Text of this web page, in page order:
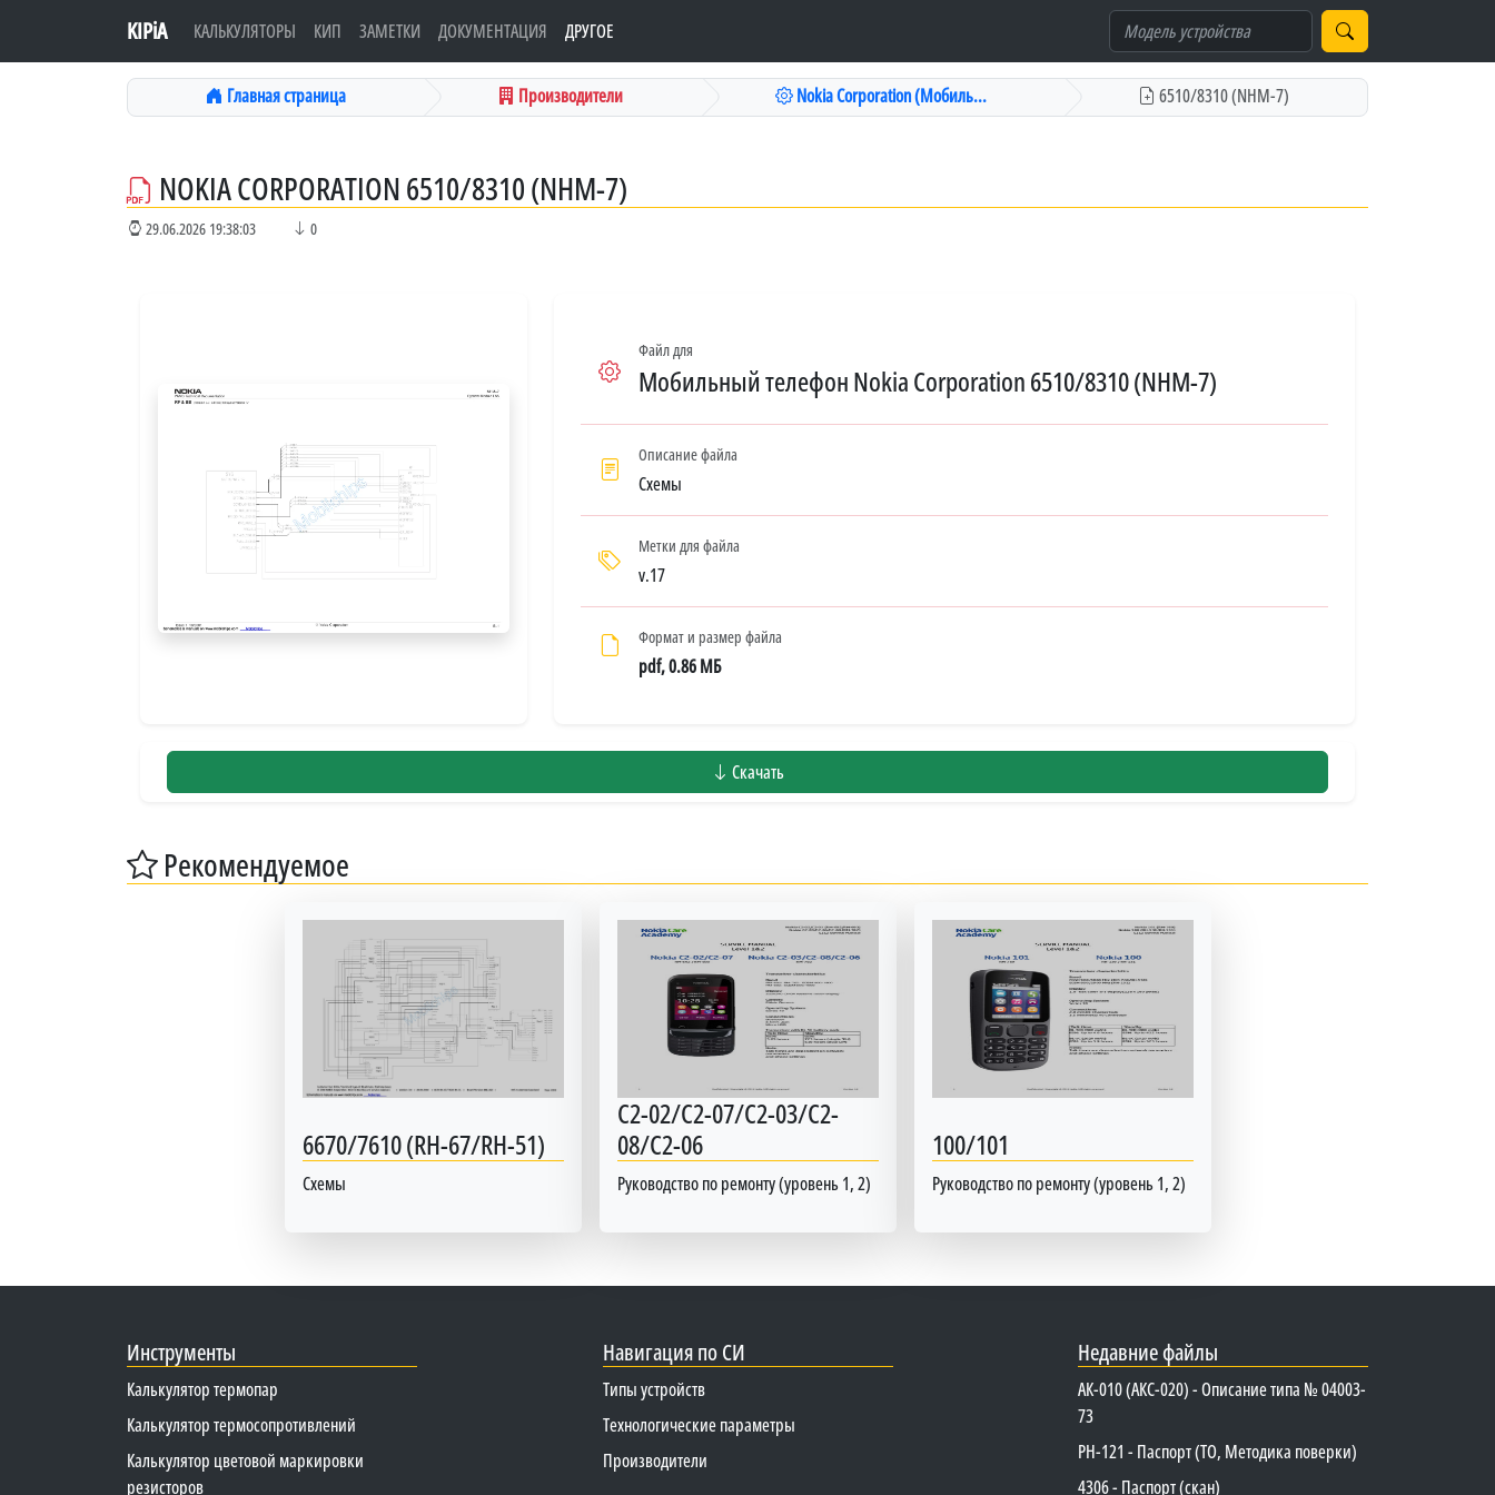
KIPiA КАЛЬКУЛЯТОРЫ КИП ЗАМЕТКИ ДОКУМЕНТАЦИЯ ДРУГОЕ
Главная страница Производители Nokia Corporation (Мобиль... 6510/8310 (NHM-7)
NOKIA CORPORATION 6510/8310 (NHM-7)
29.06.2026 19:38:03 0
Файл для
Мобильный телефон Nokia Corporation 6510/8310 (NHM-7)
Описание файла
Схемы
Метки для файла
v.17
Формат и размер файла
pdf, 0.86 МБ
Скачать
Рекомендуемое
6670/7610 (RH-67/RH-51)
Схемы
C2-02/C2-07/C2-03/C2-
08/C2-06
Руководство по ремонту (уровень 1, 2)
100/101
Руководство по ремонту (уровень 1, 2)
Инструменты
Калькулятор термопар
Калькулятор термосопротивлений
Калькулятор цветовой маркировки
резисторов
Навигация по СИ
Типы устройств
Технологические параметры
Производители
Недавние файлы
АК-010 (АКС-020) - Описание типа № 04003-
73
PH-121 - Паспорт (ТО, Методика поверки)
4306 - Паспорт (скан)